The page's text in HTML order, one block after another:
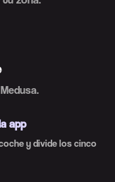
app
y divide los cinco